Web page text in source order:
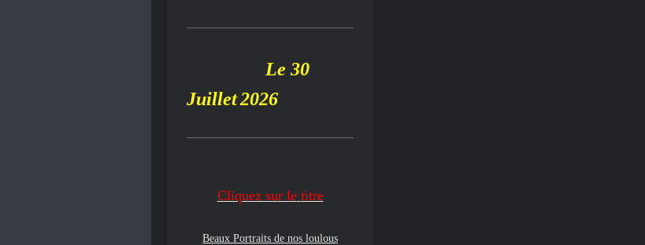
Le 30
Juillet2026
Cliquez sur le titre
Beaux Portraits de nos loulous